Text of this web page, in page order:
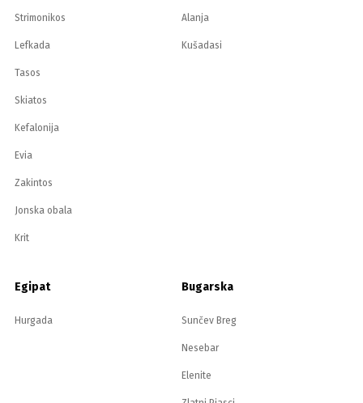
Strimonikos
Lefkada
Tasos
Skiatos
Kefalonija
Evia
Zakintos
Jonska obala
Krit
Alanja
Kušadasi
Egipat
Hurgada
Bugarska
Sunčev Breg
Nesebar
Elenite